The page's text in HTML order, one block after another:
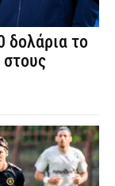
δολάρια το
στους